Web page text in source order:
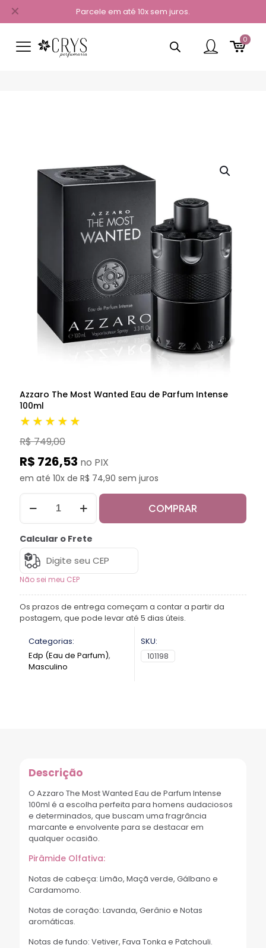
Parcele em até 10x sem juros.
✕
0
Azzaro The Most Wanted Eau de Parfum Intense
100ml
★★★★★
R$ 749,00
R$ 726,53 no PIX
em até 10x de R$ 74,90 sem juros
COMPRAR
Calcular o Frete
Não sei meu CEP
Os prazos de entrega começam a contar a partir da
postagem, que pode levar até 5 dias úteis.
Categorias:
Edp (Eau de Parfum),
Masculino
SKU:
101198
Descrição
O Azzaro The Most Wanted Eau de Parfum Intense
100ml é a escolha perfeita para homens audaciosos
e determinados, que buscam uma fragrância
marcante e envolvente para se destacar em
qualquer ocasião.
Pirâmide Olfativa:
Notas de cabeça: Limão, Maçã verde, Gálbano e
Cardamomo.
Notas de coração: Lavanda, Gerânio e Notas
aromáticas.
Notas de fundo: Vetiver, Fava Tonka e Patchouli.